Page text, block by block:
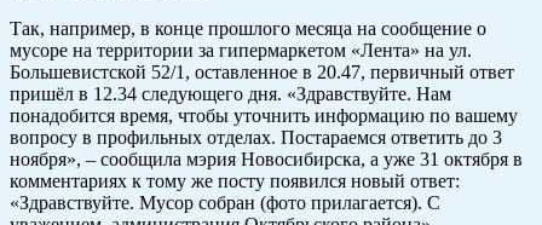
Так, например, в конце прошлого месяца на сообщение о
мусоре на территории за гипермаркетом «Лента» на ул.
Большевистской 52/1, оставленное в 20.47, первичный ответ
пришёл в 12.34 следующего дня. «Здравствуйте. Нам
понадобится время, чтобы уточнить информацию по вашему
вопросу в профильных отделах. Постараемся ответить до 3
ноября», – сообщила мэрия Новосибирска, а уже 31 октября в
комментариях к тому же посту появился новый ответ:
«Здравствуйте. Мусор собран (фото прилагается). С